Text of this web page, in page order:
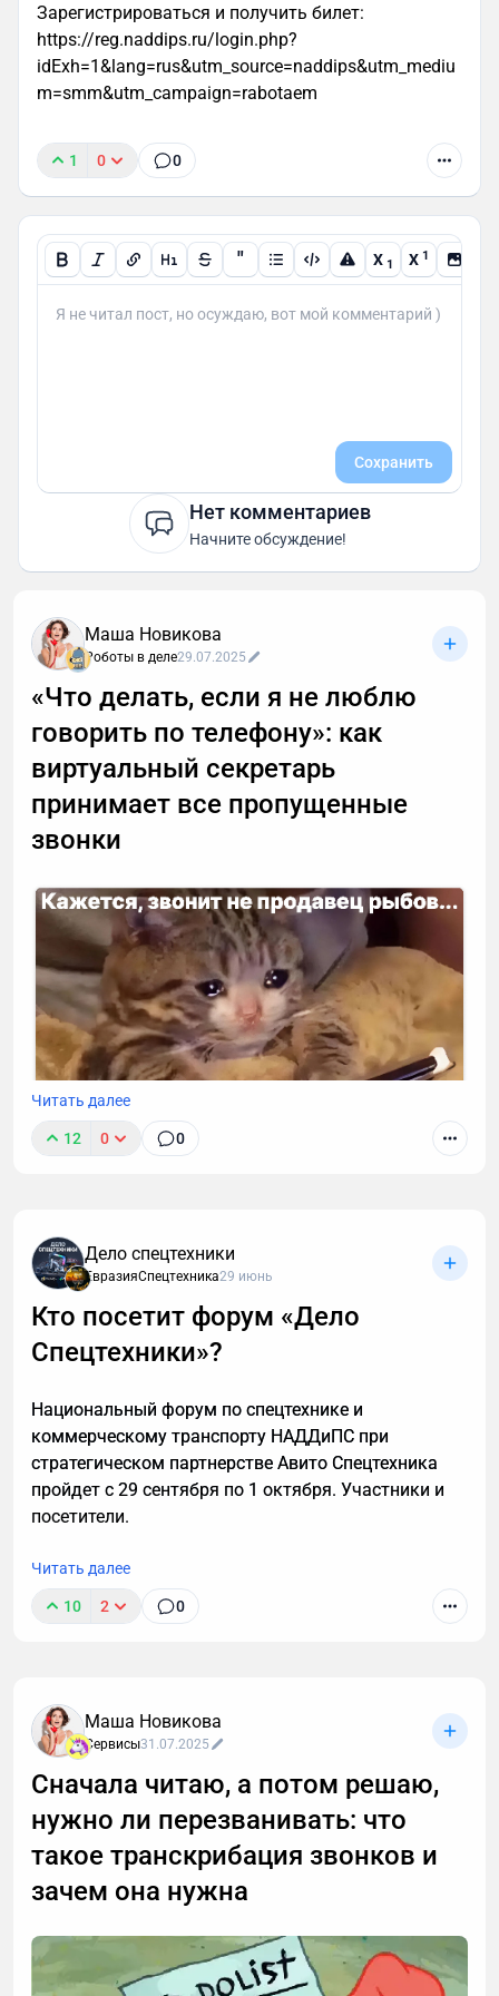
Зарегистрироваться и получить билет:
https://reg.naddips.ru/login.php?
idExh=1&lang=rus&utm_source=naddips&utm_mediu
m=smm&utm_campaign=rabotaem
1 0 0
" X 1 X 1
Сохранить
Нет комментариев
Начните обсуждение!
Маша Новикова
Роботы в деле29.07.2025
«Что делать, если я не люблю
говорить по телефону»: как
виртуальный секретарь
принимает все пропущенные
звонки
интересны кредиты, консультации и прочие услуги.
Если вы тревожитесь упустить действительно
важный разговор, например, ждете курьера, то я
расскажу, почему стоит делегировать телефонные
звонки мне.
Читать далее
12 0 0
Дело спецтехники
ЕвразияСпецтехника29 июнь
Кто посетит форум «Дело
Спецтехники»?
Национальный форум по спецтехнике и
коммерческому транспорту НАДДиПС при
стратегическом партнерстве Авито Спецтехника
пройдет с 29 сентября по 1 октября. Участники и
посетители.
Читать далее
10 2 0
Маша Новикова
Сервисы31.07.2025
Сначала читаю, а потом решаю,
нужно ли перезванивать: что
такое транскрибация звонков и
зачем она нужна